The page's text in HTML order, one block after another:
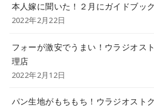
本人嫁に聞いた！２月にガイドブッ
2022年2月22日
フォーが激安でうまい！ウラジオス
理店
2022年2月12日
パン生地がもちもち！ウラジオスト